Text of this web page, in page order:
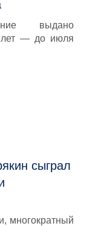
выдано
лет — до июля
сыграл
многократный